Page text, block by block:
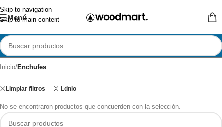
Skip to navigation
Skip to main content
Menú
Inicio/Enchufes
Limpiar filtros Ldnio
No se encontraron productos que concuerden con la selección.